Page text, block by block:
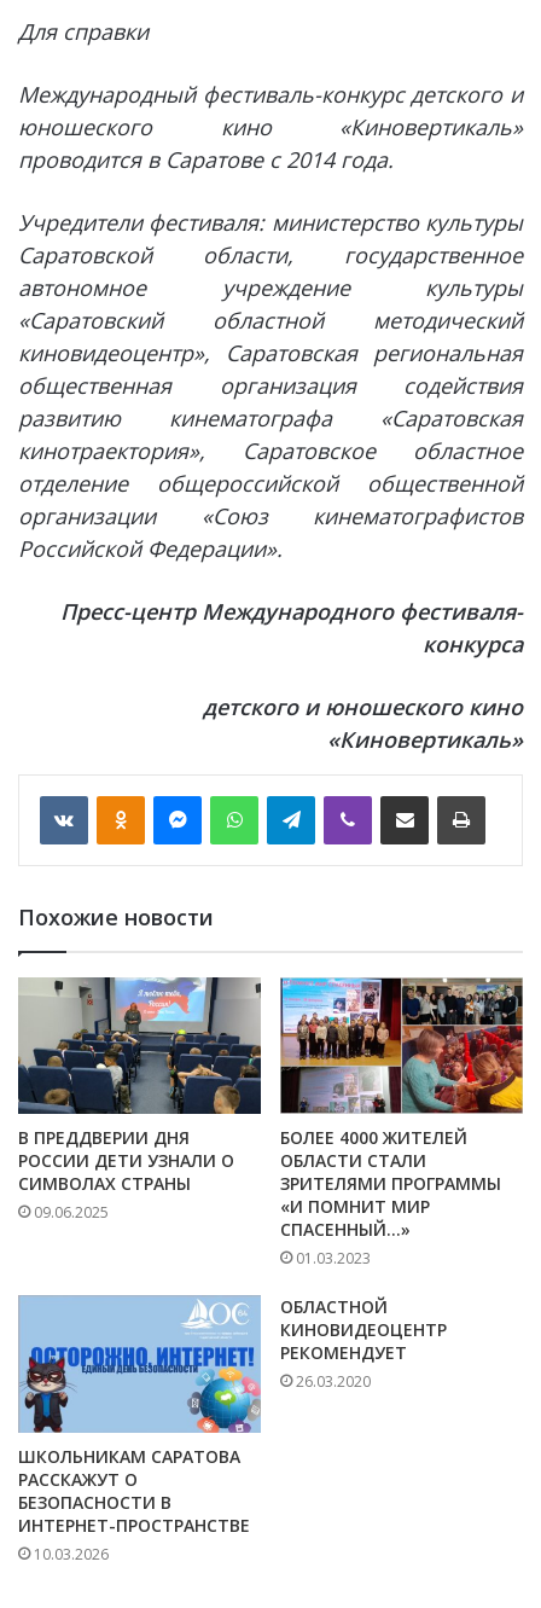
Для справки
Международный фестиваль-конкурс детского и
юношеского кино «Киновертикаль»
проводится в Саратове с 2014 года.
Учредители фестиваля: министерство культуры
Саратовской области, государственное
автономное учреждение культуры
«Саратовский областной методический
киновидеоцентр», Саратовская региональная
общественная организация содействия
развитию кинематографа «Саратовская
кинотраектория», Саратовское областное
отделение общероссийской общественной
организации «Союз кинематографистов
Российской Федерации».
Пресс-центр Международного фестиваля-
конкурса
детского и юношеского кино
«Киновертикаль»
VKontakte WhatsApp Telegram
Похожие новости
В ПРЕДДВЕРИИ ДНЯ
РОССИИ ДЕТИ УЗНАЛИ О
СИМВОЛАХ СТРАНЫ
09.06.2025
БОЛЕЕ 4000 ЖИТЕЛЕЙ
ОБЛАСТИ СТАЛИ
ЗРИТЕЛЯМИ ПРОГРАММЫ
«И ПОМНИТ МИР
СПАСЕННЫЙ…»
01.03.2023
ШКОЛЬНИКАМ САРАТОВА
РАССКАЖУТ О
БЕЗОПАСНОСТИ В
ИНТЕРНЕТ-ПРОСТРАНСТВЕ
10.03.2026
ОБЛАСТНОЙ
КИНОВИДЕОЦЕНТР
РЕКОМЕНДУЕТ
26.03.2020